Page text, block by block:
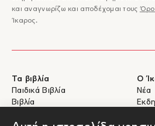
και αναγνωρίζω και αποδέχομαι τους
Ίκαρος.
Τα βιβλία
Παιδικά Βιβλία
Βιβλία
Ο
Νέα